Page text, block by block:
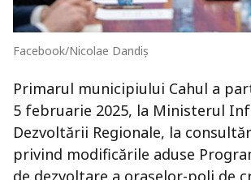
Facebook/Nicolae Dandiș
Primarul municipiului Cahul a
5 februarie 2025, la Ministerul
Dezvoltării Regionale, la
privind modificările aduse